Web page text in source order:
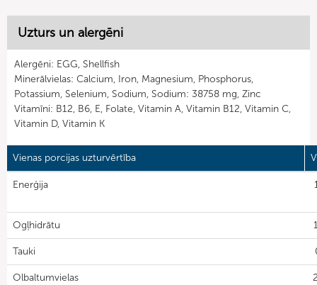
Uzturs un alergēni
Alergēni: EGG, Shellfish
Minerālvielas: Calcium, Iron, Magnesium, Phosphorus,
Potassium, Selenium, Sodium, Sodium: 38758 mg, Zinc
Vitamīni: B12, B6, E, Folate, Vitamin A, Vitamin B12, Vitamin C,
Vitamin D, Vitamin K
Vienas porcijas uzturvērtība
Enerģija
Ogļhidrātu
Tauki
Olbaltumvielas